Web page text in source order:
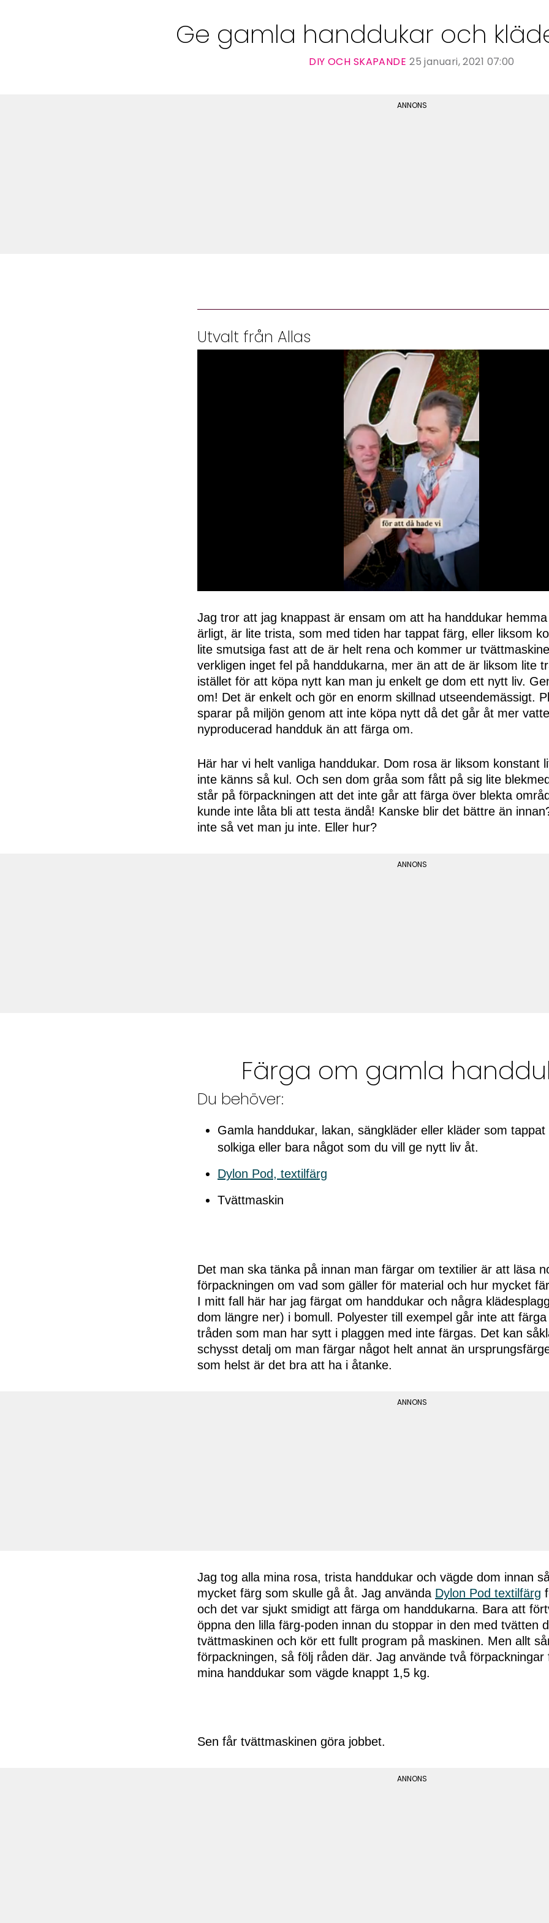
Ge gamla handdukar och
DIY OCH SKAPANDE 25 januari, 2021 07:00
Utvalt från Allas
of
50
secondsVolume
0%
Jag tror att jag knappast är ensam om att ha handdukar
ärligt, är lite trista, som med tiden har tappat färg, eller liksom
lite smutsiga fast att de är helt rena och kommer ur
verkligen inget fel på handdukarna, mer än att de är liksom lite
istället för att köpa nytt kan man ju enkelt ge dom ett nytt liv.
om! Det är enkelt och gör en enorm skillnad utseendemässigt.
sparar på miljön genom att inte köpa nytt då det går åt mer
nyproducerad handduk än att färga om.
Här har vi helt vanliga handdukar. Dom rosa är liksom konstant
inte känns så kul. Och sen dom gråa som fått på sig lite
står på förpackningen att det inte går att färga över blekta
kunde inte låta bli att testa ändå! Kanske blir det bättre än
inte så vet man ju inte. Eller hur?
Färga om gamla
Du behöver:
Gamla handdukar, lakan, sängkläder eller kläder som
solkiga eller bara något som du vill ge nytt liv åt.
Dylon Pod, textilfärg
Tvättmaskin
Det man ska tänka på innan man färgar om textilier är att läsa
förpackningen om vad som gäller för material och hur mycket
I mitt fall här har jag färgat om handdukar och några
dom längre ner) i bomull. Polyester till exempel går inte att
tråden som man har sytt i plaggen med inte färgas. Det kan
schysst detalj om man färgar något helt annat än
som helst är det bra att ha i åtanke.
Jag tog alla mina rosa, trista handdukar och vägde dom innan
mycket färg som skulle gå åt. Jag använda Dylon Pod textilfärg
och det var sjukt smidigt att färga om handdukarna. Bara att
öppna den lilla färg-poden innan du stoppar in den med tvätten
tvättmaskinen och kör ett fullt program på maskinen. Men allt
förpackningen, så följ råden där. Jag använde två
mina handdukar som vägde knappt 1,5 kg.
Sen får tvättmaskinen göra jobbet.